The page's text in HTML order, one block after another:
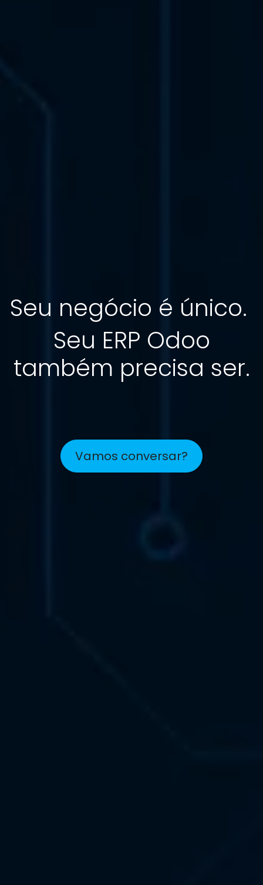
Seu negócio é único.
Seu ERP Odoo
também precisa ser.
Vamos conversar?